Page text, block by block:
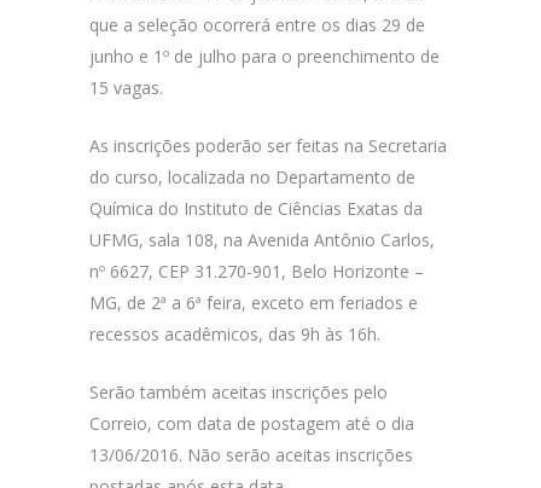
que a seleção ocorrerá entre os dias 29 de
junho e 1º de julho para o preenchimento de
15 vagas.
As inscrições poderão ser feitas na Secretaria
do curso, localizada no Departamento de
Química do Instituto de Ciências Exatas da
UFMG, sala 108, na Avenida Antônio Carlos,
nº 6627, CEP 31.270-901, Belo Horizonte –
MG, de 2ª a 6ª feira, exceto em feriados e
recessos acadêmicos, das 9h às 16h.
Serão também aceitas inscrições pelo
Correio, com data de postagem até o dia
13/06/2016. Não serão aceitas inscrições